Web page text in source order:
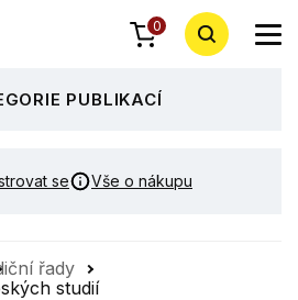
0
PUBLIKACÍ
se Vše o nákupu
řady
studií